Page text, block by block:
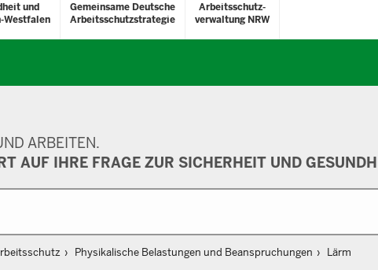
und
Westfalen
Gemeinsame Deutsche
Arbeitsschutzstrategie
Arbeitsschutz-
verwaltung NRW
ARBEITEN.
AUF IHRE FRAGE ZUR SICHERHEIT UND
Physikalische Belastungen und Beanspruchungen Lärm